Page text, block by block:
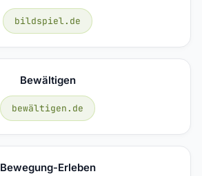
bildspiel.de
Bewältigen
bewältigen.de
Bewegung-Erleben